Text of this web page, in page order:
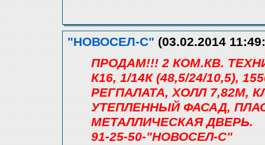
"НОВОСЕЛ-С" (03.02.2014
ПРОДАМ!!! 2 КОМ.КВ.
К16, 1/14К (48,5/24/10,5),
РЕГПАЛАТА, ХОЛЛ 7,82М,
УТЕПЛЕННЫЙ ФАСАД,
МЕТАЛЛИЧЕСКАЯ ДВЕРЬ.
91-25-50-"НОВОСЕЛ-С"